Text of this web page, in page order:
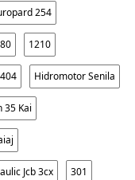
254
1210
404 Hidromotor Senila
35 Kai
Jcb 3cx 301